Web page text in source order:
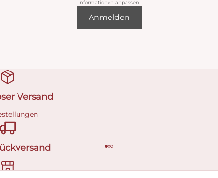
Informationen anpassen.
Anmelden
Versand